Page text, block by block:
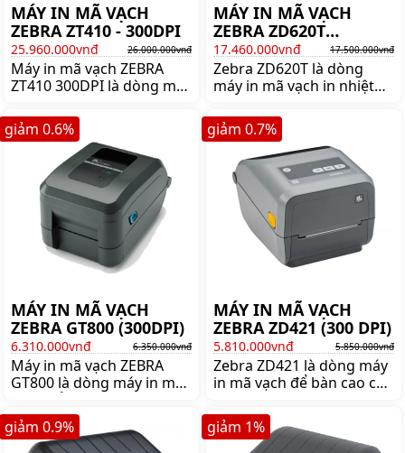
MÁY IN MÃ VẠCH
ZEBRA ZT410 - 300DPI
25.960.000vnđ 26.000.000vnđ
Máy in mã vạch ZEBRA
ZT410 300DPI là dòng máy
thương hiệu ZEBRA. Mua
Zebra ZT410 lên ngay
shoppos.vn để nhận được
nhiều ưu đãi và giá tốt!!
MÁY IN MÃ VẠCH
ZEBRA ZD620T
(300DPI)
17.460.000vnđ 17.500.000vnđ
Zebra ZD620T là dòng
máy in mã vạch in nhiệt
của thương hiệu Zebra.
Mua máy in mã vạch
Zebra ZD620T chính hãng
giá tốt lên ngay
shoppos.vn
MÁY IN MÃ VẠCH
ZEBRA GT800 (300DPI)
6.310.000vnđ 6.350.000vnđ
Máy in mã vạch ZEBRA
GT800 là dòng máy in mã
hiệu ZEBRA. Mua ZEBRA
GT800 lên ngay
giảm 0.6%
MÁY IN MÃ VẠCH
ZEBRA ZD421 (300 DPI)
5.810.000vnđ 5.850.000vnđ
Zebra ZD421 là dòng máy
in mã vạch để bàn cao cấp
Mỹ. Mua máy in mã vạch
Zebra ZD421 chĩnh hãng
giảm 0.7%
giảm 0.9% giảm 1%